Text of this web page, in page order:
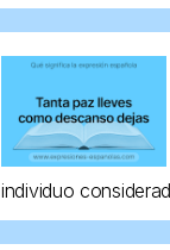
individuo